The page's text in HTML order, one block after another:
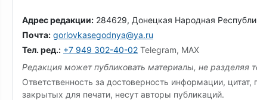
Адрес редакции: 284629, Донецкая Народная
Почта: gorlovkasegodnya@ya.ru
Тел. ред.: +7 949 302-40-02 Telegram, MAX
Редакция может публиковать материалы, не разделяя
Ответственность за достоверность информации,
закрытых для печати, несут авторы публикаций.